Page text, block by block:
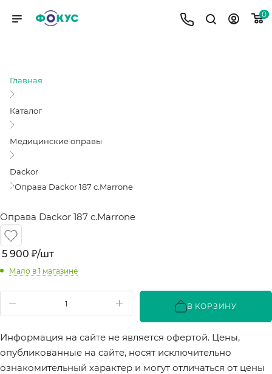
0
Главная
Каталог
Медицинские оправы
Dackor
Оправа Dackor 187 c.Marrone
Оправа Dackor 187 c.Marrone
5 900 ₽/шт
Мало в 1 магазине
В КОРЗИНУ
Информация на сайте не является офертой. Цены,
опубликованные на сайте, носят исключительно
ознакомительный характер и могут отличаться от цены